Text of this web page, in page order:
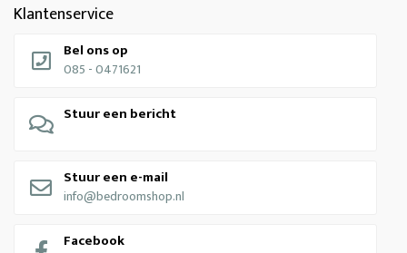
Klantenservice
Bel ons op
085 - 0471621
Stuur een bericht
Stuur een e-mail
info@bedroomshop.nl
Facebook